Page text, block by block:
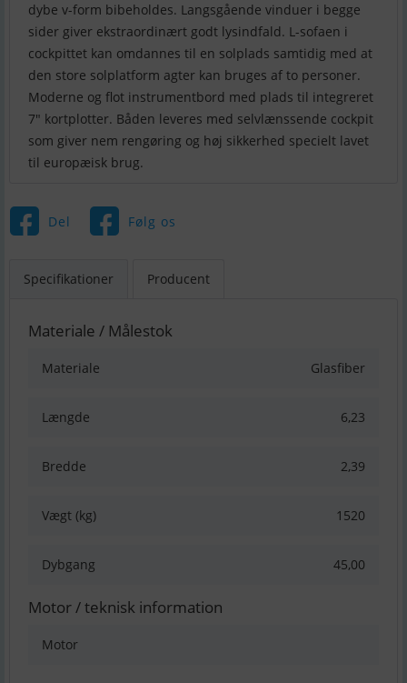
dybe v-form bibeholdes. Langsgående vinduer i begge
sider giver ekstraordinært godt lysindfald. L-sofaen i
cockpittet kan omdannes til en solplads samtidig med at
den store solplatform agter kan bruges af to personer.
Moderne og flot instrumentbord med plads til integreret
7" kortplotter. Båden leveres med selvlænssende cockpit
som giver nem rengøring og høj sikkerhed specielt lavet
til europæisk brug.
Del Følg os
Specifikationer Producent
Materiale / Målestok
Materiale Glasfiber
Længde 6,23
Bredde 2,39
Vægt (kg) 1520
Dybgang 45,00
Motor / teknisk information
Motor